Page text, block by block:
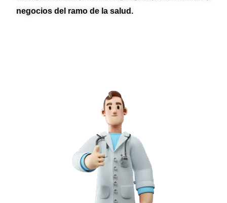
negocios del ramo de la salud.